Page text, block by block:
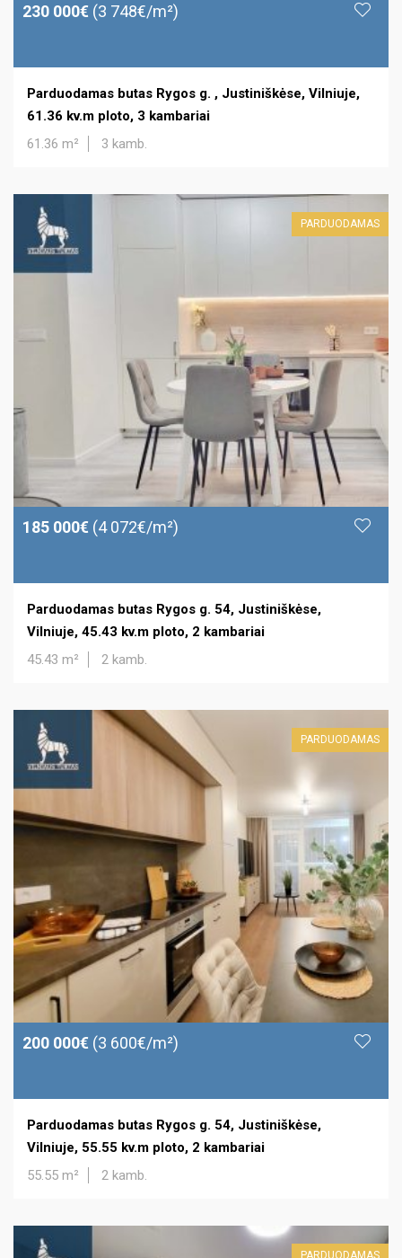
230 000€ (3 748€/m²)
Parduodamas butas Rygos g. , Justiniškėse, Vilniuje,
61.36 kv.m ploto, 3 kambariai
61.36 m²
3 kamb.
PARDUODAMAS
185 000€ (4 072€/m²)
Parduodamas butas Rygos g. 54, Justiniškėse,
Vilniuje, 45.43 kv.m ploto, 2 kambariai
45.43 m²
2 kamb.
PARDUODAMAS
200 000€ (3 600€/m²)
Parduodamas butas Rygos g. 54, Justiniškėse,
Vilniuje, 55.55 kv.m ploto, 2 kambariai
55.55 m²
2 kamb.